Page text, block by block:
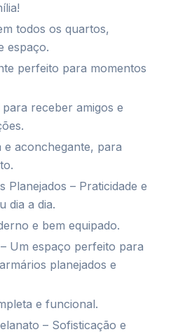
todos os quartos,
espaço.
perfeito para momentos
receber amigos e
aconchegante, para
Planejados – Praticidade e
dia a dia.
e bem equipado.
Um espaço perfeito para
planejados e
e funcional.
– Sofisticação e